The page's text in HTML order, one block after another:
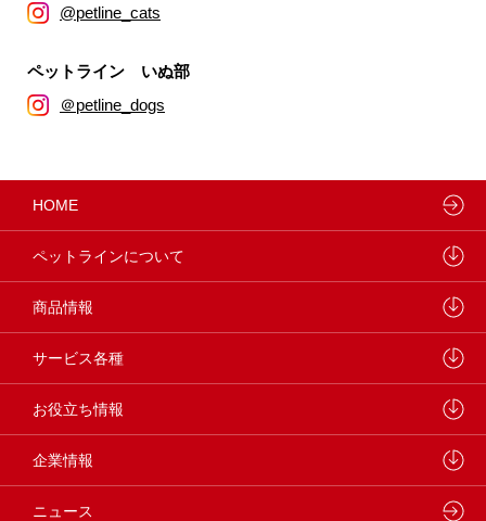
@petline_cats
ペットライン いぬ部
＠petline_dogs
HOME
ペットラインについて
ペットラインが大切にしていること
研究開発センターについて
学会・論文発表
製品・品質管理
商品情報
ドッグフード
キャットフード
小動物
動物病院専用フード
サービス各種
ウェルネスナビ
しあわせマルシェ
どうぶつ病院宅配便
お役立ち情報
ペットライン 犬ノート
ペットライン 猫ノート
企業情報
会社概要・事業所
ニュース